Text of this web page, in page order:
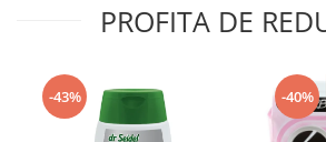
PROFITA DE
-43% -40%